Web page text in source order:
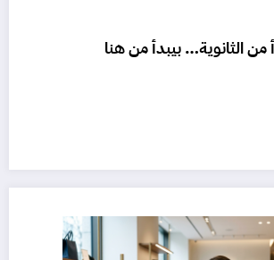
الثانوية… بيبدأ من هنا